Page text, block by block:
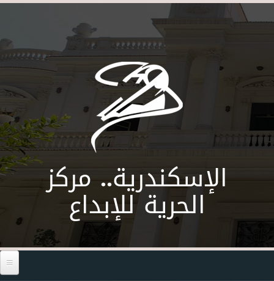
Skip to main content
الإسكندرية.. مركز
الحرية للإبداع